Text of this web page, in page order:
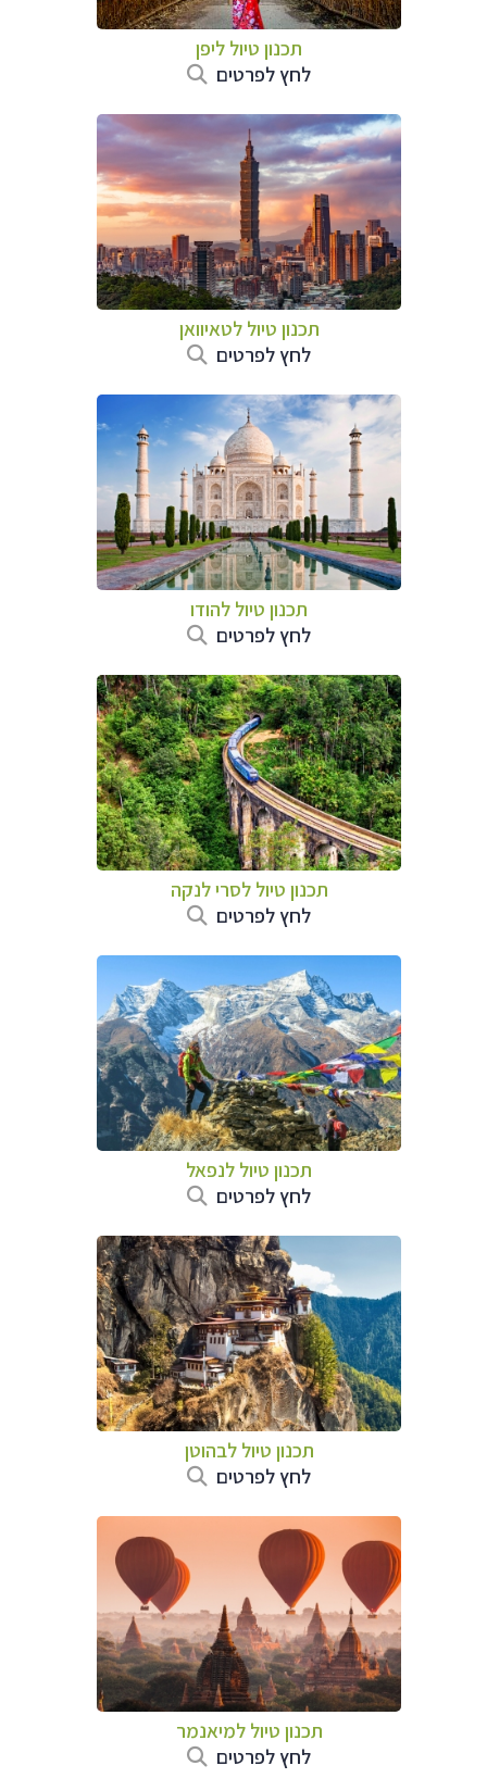
תכנון טיול ליפן
לחץ לפרטים
תכנון טיול לטאיוואן
לחץ לפרטים
תכנון טיול להודו
לחץ לפרטים
תכנון טיול לסרי לנקה
לחץ לפרטים
תכנון טיול לנפאל
לחץ לפרטים
תכנון טיול לבהוטן
לחץ לפרטים
תכנון טיול למיאנמר
לחץ לפרטים